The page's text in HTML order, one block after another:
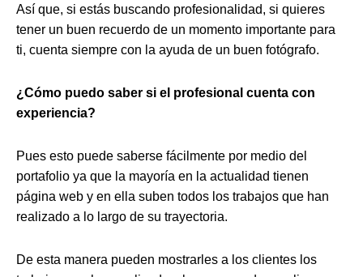
Así que, si estás buscando profesionalidad, si quieres
tener un buen recuerdo de un momento importante para
ti, cuenta siempre con la ayuda de un buen fotógrafo.
¿Cómo puedo saber si el profesional cuenta con
experiencia?
Pues esto puede saberse fácilmente por medio del
portafolio ya que la mayoría en la actualidad tienen
página web y en ella suben todos los trabajos que han
realizado a lo largo de su trayectoria.
De esta manera pueden mostrarles a los clientes los